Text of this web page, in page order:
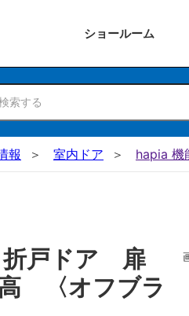
ショールーム
報 室内ドア hapia 機
戸ドア 扉
〈オフブラ